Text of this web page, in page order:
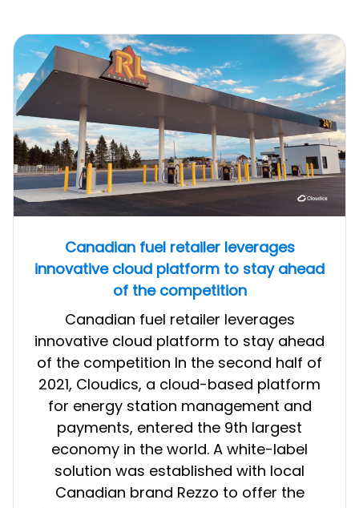
Canadian fuel retailer leverages
innovative cloud platform to stay ahead
of the competition
Canadian fuel retailer leverages
innovative cloud platform to stay ahead
of the competition In the second half of
2021, Cloudics, a cloud-based platform
for energy station management and
payments, entered the 9th largest
economy in the world. A white-label
solution was established with local
Canadian brand Rezzo to offer the